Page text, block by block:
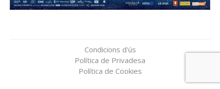
Condicions d'ús
Política de Privadesa
Política de Cookies